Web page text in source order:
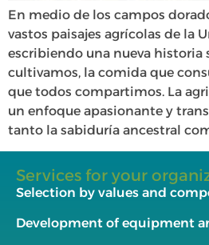
En medio de los campos
vastos paisajes agrícolas de la
escribiendo una nueva historia
cultivamos, la comida que
que todos compartimos. La
un enfoque apasionante y
tanto la sabiduría ancestral
Services for your
Selection by values and
Development of equipment